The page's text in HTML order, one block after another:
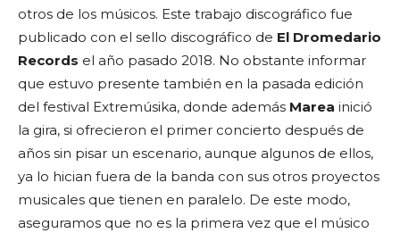
otros de los músicos. Este trabajo discográfico fue
publicado con el sello discográfico de El Dromedario
Records el año pasado 2018. No obstante informar
que estuvo presente también en la pasada edición
del festival Extremúsika, donde además Marea inició
la gira, si ofrecieron el primer concierto después de
años sin pisar un escenario, aunque algunos de ellos,
ya lo hician fuera de la banda con sus otros proyectos
musicales que tienen en paralelo. De este modo,
aseguramos que no es la primera vez que el músico